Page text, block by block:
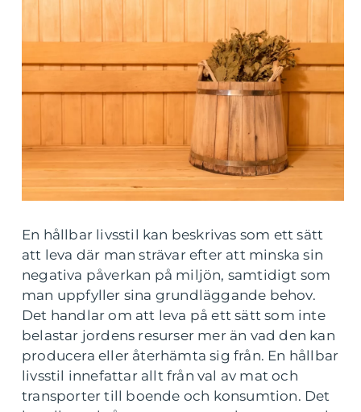
En hållbar livsstil kan beskrivas som ett sätt
att leva där man strävar efter att minska sin
negativa påverkan på miljön, samtidigt som
man uppfyller sina grundläggande behov.
Det handlar om att leva på ett sätt som inte
belastar jordens resurser mer än vad den kan
producera eller återhämta sig från. En hållbar
livsstil innefattar allt från val av mat och
transporter till boende och konsumtion. Det